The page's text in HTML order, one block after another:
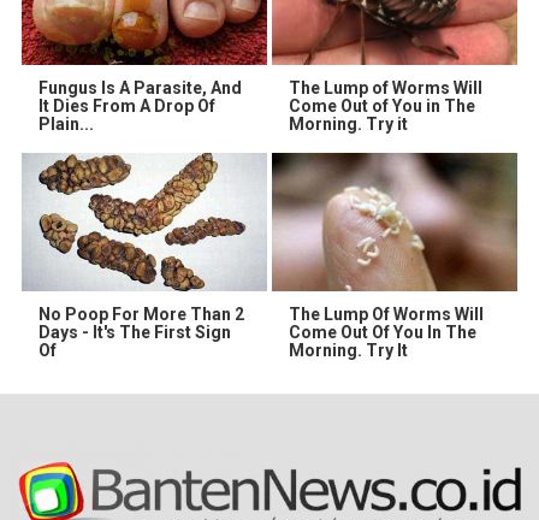
Fungus Is A Parasite, And
It Dies From A Drop Of
Plain...
The Lump of Worms Will
Come Out of You in The
Morning. Try it
No Poop For More Than 2
Days - It's The First Sign
Of
The Lump Of Worms Will
Come Out Of You In The
Morning. Try It